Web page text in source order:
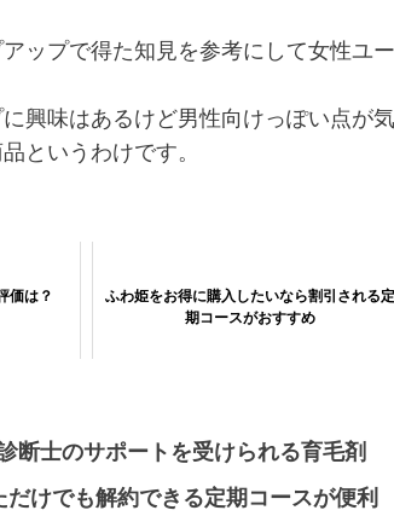
ップで得た知見を参考にして女性ユ
興味はあるけど男性向けっぽい点が
というわけです。
価は？
ふわ姫をお得に購入したいなら割引される定
期コースがおすすめ
断士のサポートを受けられる育毛剤
けでも解約できる定期コースが便利